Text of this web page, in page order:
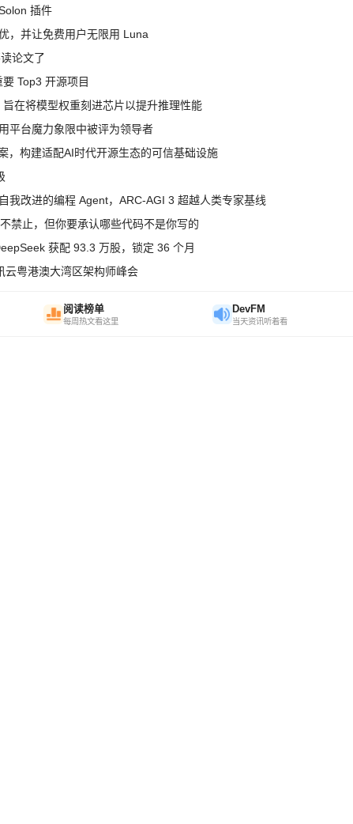
插件
，并让免费用户无限用 Luna
论文了
Top3 开源项目
在将模型权重刻进芯片以提升推理性能
平台魔力象限中被评为领导者
，构建适配AI时代开源生态的可信基础设施
我改进的编程 Agent，ARC-AGI 3 超越人类专家基线
禁止，但你要承认哪些代码不是你写的
获配 93.3 万股，锁定 36 个月
粤港澳大湾区架构师峰会
阅读榜单
每周热文看这里
DevFM
当天资讯听着看